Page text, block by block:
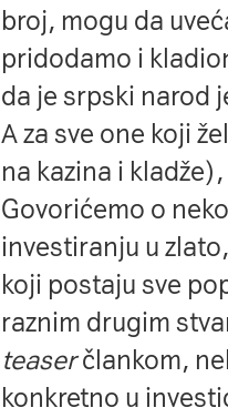
broj, mogu da
pridodamo i
da je srpski narod
A za sve one koji
na kazina i
Govorićemo o
investiranju u
koji postaju sve
raznim drugim
teaserčlankom,
konkretno u